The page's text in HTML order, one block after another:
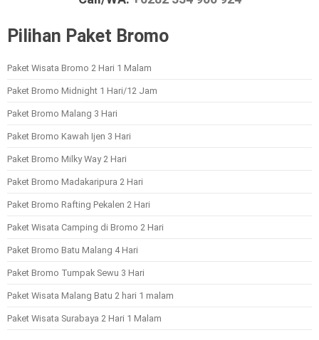
Pilihan Paket Bromo
Paket Wisata Bromo 2 Hari 1 Malam
Paket Bromo Midnight 1 Hari/12 Jam
Paket Bromo Malang 3 Hari
Paket Bromo Kawah Ijen 3 Hari
Paket Bromo Milky Way 2 Hari
Paket Bromo Madakaripura 2 Hari
Paket Bromo Rafting Pekalen 2 Hari
Paket Wisata Camping di Bromo 2 Hari
Paket Bromo Batu Malang 4 Hari
Paket Bromo Tumpak Sewu 3 Hari
Paket Wisata Malang Batu 2 hari 1 malam
Paket Wisata Surabaya 2 Hari 1 Malam